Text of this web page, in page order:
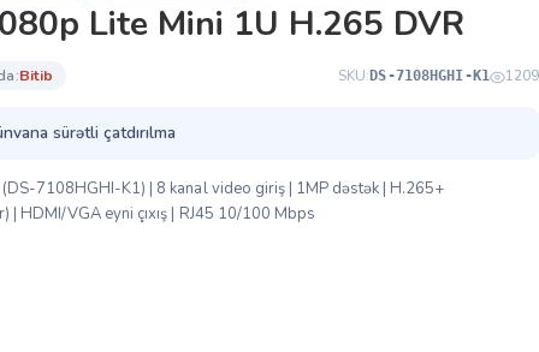
Lite Mini 1U H.265 DVR
bi̇ti̇b SKU:DS-7108HGHI-K1 1209
sürətli çatdırılma
7108HGHI-K1) | 8 kanal video giriş | 1MP dəstək | H.265+
HDMI/VGA eyni çıxış | RJ45 10/100 Mbps